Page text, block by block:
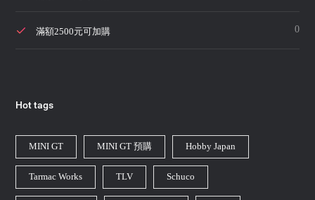
滿額2500元可加購 0
Hot tags
MINI GT MINI GT 預購 Hobby Japan
Tarmac Works TLV Schuco